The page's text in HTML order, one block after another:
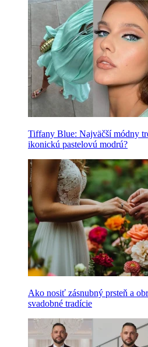
Tiffany Blue: Najväčší módny
ikonickú pastelovú modrú?
Ako nosiť zásnubný prsteň a
svadobné tradície